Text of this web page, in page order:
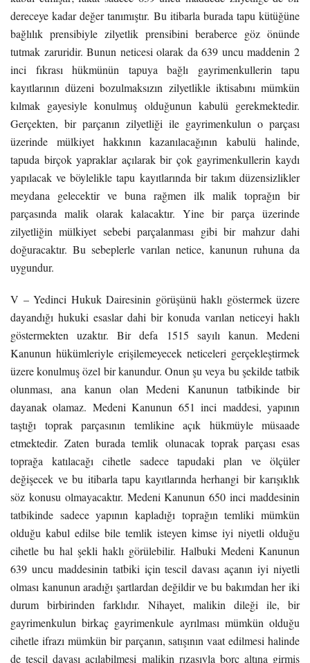
dereceye kadar değer tanımıştır. Bu itibarla burada tapu kütüğüne
bağlılık prensibiyle zilyetlik prensibini beraberce göz önünde
tutmak zaruridir. Bunun neticesi olarak da 639 uncu maddenin 2
inci fıkrası hükmünün tapuya bağlı gayrimenkullerin tapu
kayıtlarının düzeni bozulmaksızın zilyetlikle iktisabını mümkün
kılmak gayesiyle konulmuş olduğunun kabulü gerekmektedir.
Gerçekten, bir parçanın zilyetliği ile gayrimenkulun o parçası
üzerinde mülkiyet hakkının kazanılacağının kabulü halinde,
tapuda birçok yapraklar açılarak bir çok gayrimenkullerin kaydı
yapılacak ve böylelikle tapu kayıtlarında bir takım düzensizlikler
meydana gelecektir ve buna rağmen ilk malik toprağın bir
parçasında malik olarak kalacaktır. Yine bir parça üzerinde
zilyetliğin mülkiyet sebebi parçalanması gibi bir mahzur dahi
doğuracaktır. Bu sebeplerle varılan netice, kanunun ruhuna da
uygundur.
V – Yedinci Hukuk Dairesinin görüşünü haklı göstermek üzere
dayandığı hukuki esaslar dahi bir konuda varılan neticeyi haklı
göstermekten uzaktır. Bir defa 1515 sayılı kanun. Medeni
Kanunun hükümleriyle erişilemeyecek neticeleri gerçekleştirmek
üzere konulmuş özel bir kanundur. Onun şu veya bu şekilde tatbik
olunması, ana kanun olan Medeni Kanunun tatbikinde bir
dayanak olamaz. Medeni Kanunun 651 inci maddesi, yapının
taştığı toprak parçasının temlikine açık hükmüyle müsaade
etmektedir. Zaten burada temlik olunacak toprak parçası esas
toprağa katılacağı cihetle sadece tapudaki plan ve ölçüler
değişecek ve bu itibarla tapu kayıtlarında herhangi bir karışıklık
söz konusu olmayacaktır. Medeni Kanunun 650 inci maddesinin
tatbikinde sadece yapının kapladığı toprağın temliki mümkün
olduğu kabul edilse bile temlik isteyen kimse iyi niyetli olduğu
cihetle bu hal şekli haklı görülebilir. Halbuki Medeni Kanunun
639 uncu maddesinin tatbiki için tescil davası açanın iyi niyetli
olması kanunun aradığı şartlardan değildir ve bu bakımdan her iki
durum birbirinden farklıdır. Nihayet, malikin dileği ile, bir
gayrimenkulun birkaç gayrimenkule ayrılması mümkün olduğu
cihetle ifrazı mümkün bir parçanın, satışının vaat edilmesi halinde
de tescil davası açılabilmesi malikin rızasıyla borç altına girmiş